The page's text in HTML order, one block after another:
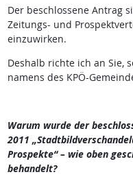
Der beschlossene Antrag
Zeitungs- und
einzuwirken.
Deshalb richte ich an Sie,
namens des KPÖ-
Warum wurde der
2011
Prospekte“ – wie oben
behandelt?